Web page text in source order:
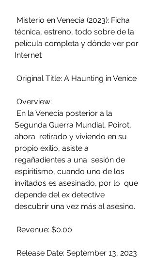
técnica, estreno, todo sobre de la
película completa y dónde ver por
Internet
Original Title: A Haunting in Venice
Overview:
Segunda Guerra Mundial, Poirot,
ahora  retirado y viviendo en su
propio exilio, asiste a
regañadientes a una  sesión de
espiritismo, cuando uno de los
invitados es asesinado, por lo  que
depende del ex detective
descubrir una vez más al asesino.
Revenue: $0.00
Release Date: September 13, 2023